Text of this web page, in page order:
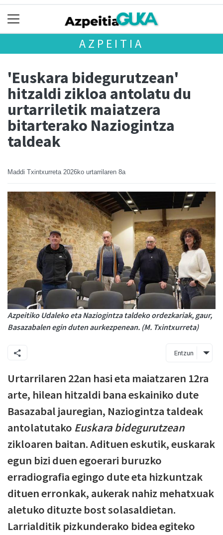
AZPEITIA
'Euskara bidegurutzean'
hitzaldi zikloa antolatu du
urtarriletik maiatzera
bitarterako Naziogintza
taldeak
Maddi Txintxurreta 2026ko urtarrilaren 8a
Azpeitiko Udaleko eta Naziogintza taldeko ordezkariak, gaur,
Basazabalen egin duten aurkezpenean. (M. Txintxurreta)
Entzun
Urtarrilaren 22an hasi eta maiatzaren 12ra
arte, hilean hitzaldi bana eskainiko dute
Basazabal jauregian, Naziogintza taldeak
antolatutako Euskara bidegurutzean
zikloaren baitan. Adituen eskutik, euskarak
egun bizi duen egoerari buruzko
erradiografia egingo dute eta hizkuntzak
dituen erronkak, aukerak nahiz mehatxuak
aletuko dituzte bost solasaldietan.
Larrialditik pizkunderako bidea egiteko